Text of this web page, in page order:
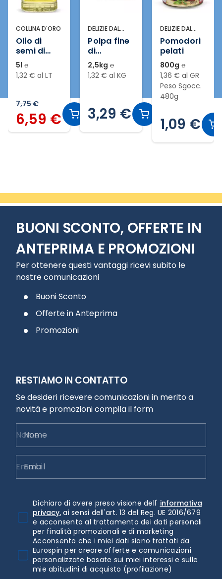
DELIZIE DAL
SOLE
Polpa fine
di
1,32 € al KG
3,29 €
DELIZIE DAL
SOLE
Pomodori
800g ℮
1,36 € al GR
1,09 €
ANTICA
ACETAIA
Aceto di
1l ℮
0,75 € al
0,75
BUONI SCONTO, OFFERTE IN
ANTEPRIMA E PROMOZIONI
Per ottenere questi vantaggi ricevi subito le
nostre comunicazioni
Buoni Sconto
Offerte in Anteprima
Promozioni
RESTIAMO IN CONTATTO
Se desideri ricevere comunicazioni in merito a
novità e promozioni compila il form
Nome
Email
Dichiaro di avere preso visione dell' informativa
privacy. ai sensi dell'art. 13 del Reg. UE 2016/679
e acconsento al trattamento dei dati personali
per finalità promozionali e di marketing
Acconsento che i miei dati siano trattati da
Eurospin per creare offerte e comunicazioni
personalizzate basate sui miei interessi e sulle
mie abitudini di acquisto (profilazione)